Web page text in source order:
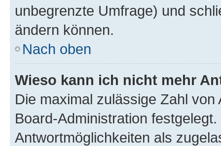
unbegrenzte Umfrage) und
ändern können.
Nach oben
Wieso kann ich nicht mehr
Die maximal zulässige Zahl
Board-Administration
Antwortmöglichkeiten als